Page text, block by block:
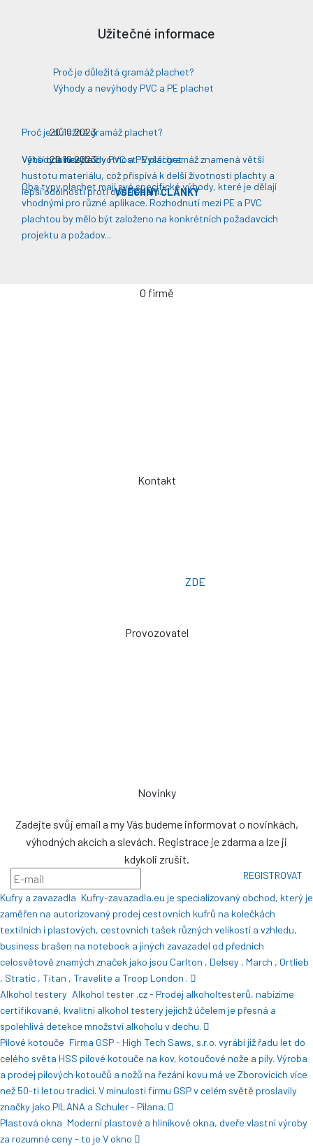
Užitečné informace
Proč je důležitá gramáž plachet?
Výhody a nevýhody PVC a PE plachet
Proč je důležitá gramáž plachet?
Větší odolnost a životnost: Vyšší gramáž znamená větší
hustotu materiálu, což přispívá k delší životnosti plachty a
lepší odolnosti proti opotřebení​​.
20.10.2023
Výhody a nevýhody PVC a PE plachet
Oba typy plachet mají své specifické výhody, které je dělají
vhodnými pro různé aplikace. Rozhodnutí mezi PE a PVC
plachtou by mělo být založeno na konkrétních požadavcích
projektu a požadov...
20.10.2023
VŠECHNY ČLÁNKY
O firmě
Kontakt
ZDE
Provozovatel
Novinky
Zadejte svůj email a my Vás budeme informovat o novinkách,
výhodných akcích a slevách. Registrace je zdarma a lze ji
kdykoli zrušit.
REGISTROVAT
Kufry a zavazadla Kufry-zavazadla.eu je specializovaný obchod, který je
zaměřen na autorizovaný prodej cestovních kufrů na kolečkách
textilních i plastových, cestovních tašek různých velikostí a vzhledu,
business brašen na notebook a jiných zavazadel od předních
celosvětově znamých značek jako jsou Carlton , Delsey , March , Ortlieb
, Stratic , Titan , Travelite a Troop London .
Alkohol testery Alkohol tester .cz - Prodej alkoholtesterů, nabízíme
certifikované, kvalitní alkohol testery jejichž účelem je přesná a
spolehlivá detekce množství alkoholu v dechu.
Pilové kotouče Firma GSP - High Tech Saws, s.r.o. vyrábí již řadu let do
celého světa HSS pilové kotouče na kov, kotoučové nože a pily. Výroba
a prodej pilových kotoučů a nožů na řezání kovu má ve Zborovicích více
než 50-ti letou tradici. V minulosti firmu GSP v celém světě proslavily
značky jako PILANA a Schuler - Pilana.
Plastová okna Moderní plastové a hliníkové okna, dveře vlastní výroby
za rozumné ceny - to je V okno